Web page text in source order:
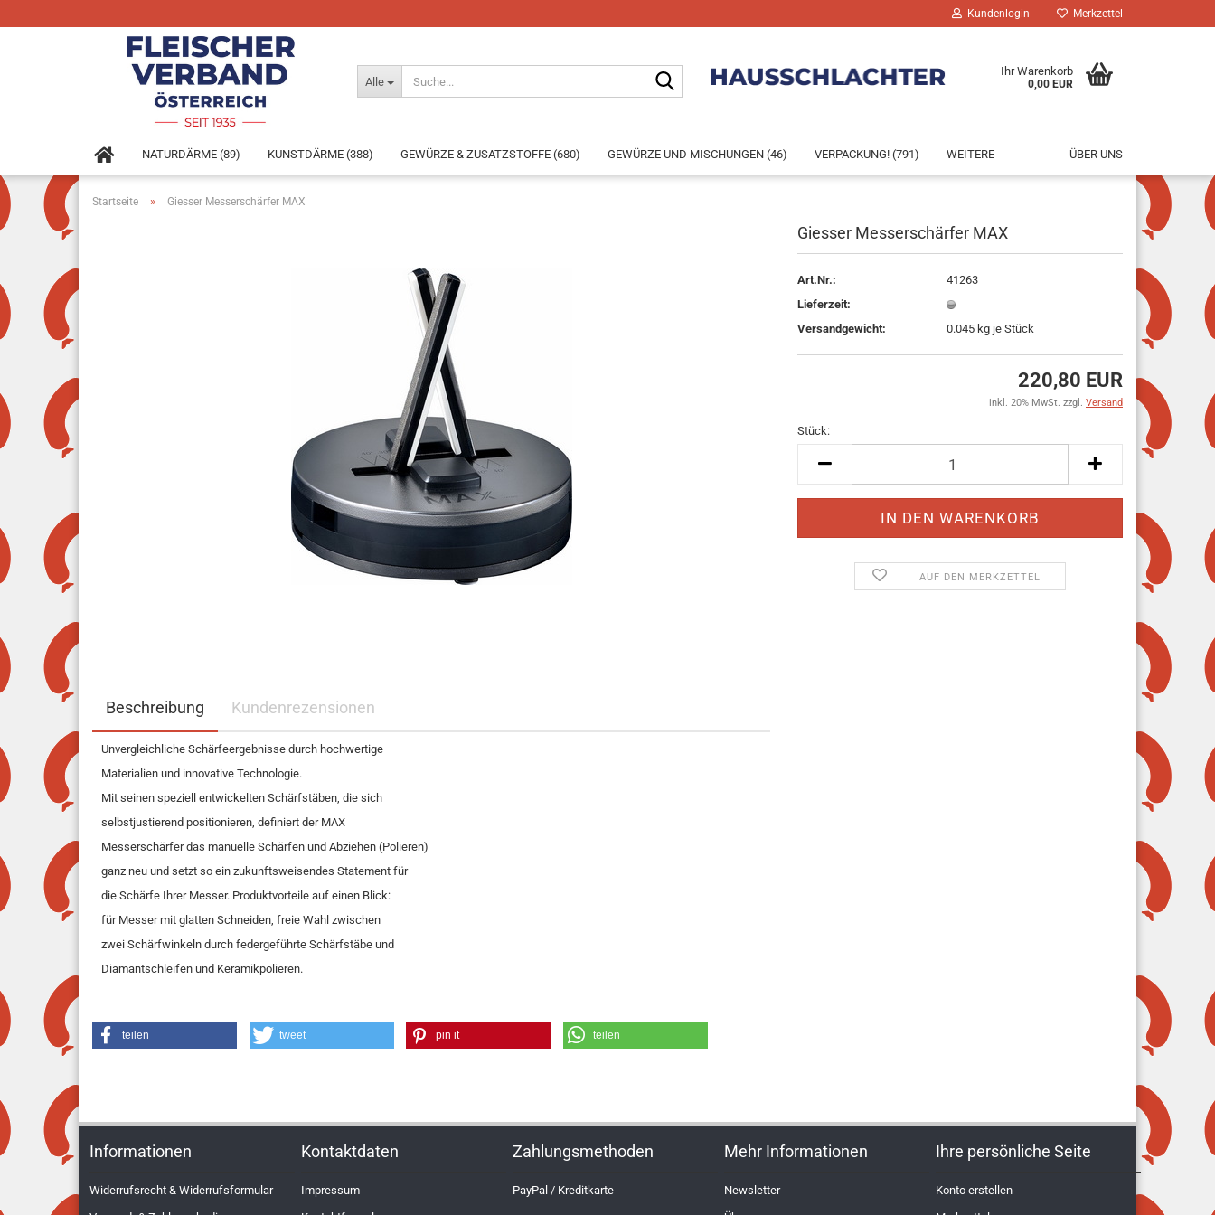
Kundenlogin
Passwort vergessen?
Merkzettel
Alle
Ihr Warenkorb
0,00 EUR
NATURDÄRME (89) KUNSTDÄRME (388) GEWÜRZE & ZUSATZSTOFFE (680) GEWÜRZE UND MISCHUNGEN (46) VERPACKUNG! (791) ÜBER UNS
WEITERE
Startseite » Giesser Messerschärfer MAX
Giesser Messerschärfer MAX
Art.Nr.:
41263
Lieferzeit:
Versandgewicht:
0.045 kg je Stück
220,80 EUR
inkl. 20% MwSt. zzgl. Versand
Stück:
Stück
AUF DEN MERKZETTEL
Beschreibung Kundenrezensionen
Unvergleichliche Schärfeergebnisse durch hochwertige
Materialien und innovative Technologie.
Mit seinen speziell entwickelten Schärfstäben, die sich
selbstjustierend positionieren, definiert der MAX
Messerschärfer das manuelle Schärfen und Abziehen (Polieren)
ganz neu und setzt so ein zukunftsweisendes Statement für
die Schärfe Ihrer Messer. Produktvorteile auf einen Blick:
für Messer mit glatten Schneiden, freie Wahl zwischen
zwei Schärfwinkeln durch federgeführte Schärfstäbe und
Diamantschleifen und Keramikpolieren.
teilen tweet pin it teilen
Informationen
Widerrufsrecht & Widerrufsformular
Kontaktdaten
Impressum
Zahlungsmethoden
PayPal / Kreditkarte
Mehr Informationen
Newsletter
Ihre persönliche Seite
Konto erstellen